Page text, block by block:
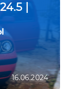
|
16.06.2024